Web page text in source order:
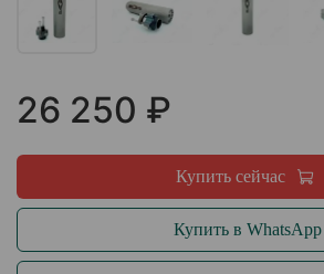
26 250 ₽
Купить сейчас
Купить в WhatsApp